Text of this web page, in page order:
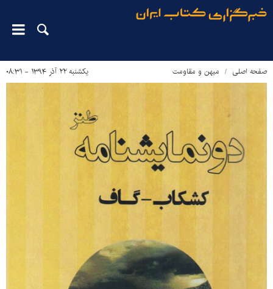
صفحه اصلی میهن و مقاومت یکشنبه ۲۲ آذر ۱۳۹۴ - ۰۸:۳۱